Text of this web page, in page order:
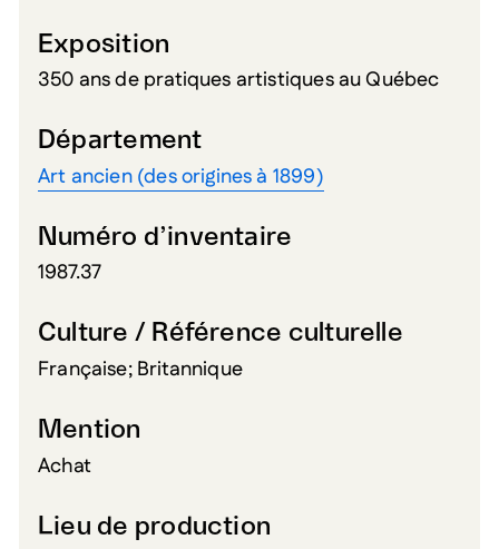
Exposition
350 ans de pratiques artistiques au Québec
Département
Art ancien (des origines à 1899)
Numéro d’inventaire
1987.37
Culture / Référence culturelle
Française; Britannique
Mention
Achat
Lieu de production